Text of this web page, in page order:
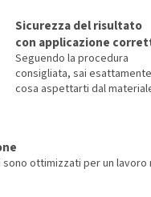
Sicurezza del risultato
con applicazione
Seguendo la procedura
consigliata, sai esattamente
cosa aspettarti dal
ottimizzati per un